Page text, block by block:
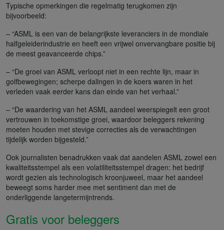
Typische opmerkingen die regelmatig terugkomen zijn
bijvoorbeeld:
– “ASML is een van de belangrijkste leveranciers in de mondiale
halfgeleiderindustrie en heeft een vrijwel onvervangbare positie bij
de meest geavanceerde chips.”
– “De groei van ASML verloopt niet in een rechte lijn, maar in
golfbewegingen; scherpe dalingen in de koers waren in het
verleden vaak eerder kans dan einde van het verhaal.”
– “De waardering van het ASML aandeel weerspiegelt een groot
vertrouwen in toekomstige groei, waardoor beleggers rekening
moeten houden met stevige correcties als de verwachtingen
tijdelijk worden bijgesteld.”
Ook journalisten benadrukken vaak dat aandelen ASML zowel een
kwaliteitsstempel als een volatiliteitsstempel dragen: het bedrijf
wordt gezien als technologisch kroonjuweel, maar het aandeel
beweegt soms harder mee met sentiment dan met de
onderliggende langetermijntrends.
Gratis voor beleggers